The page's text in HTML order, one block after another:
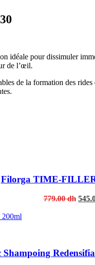
pour dissimuler
de l’œil.
de la formation des
Filorga TIME-
779.00dh
Shampoing